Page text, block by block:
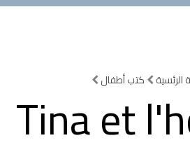
كتب أطفال
Tina et